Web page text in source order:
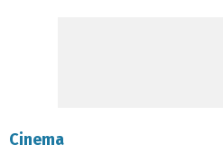
Cinema